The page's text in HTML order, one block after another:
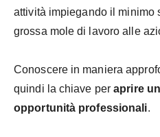
attività impiegando il minimo
grossa mole di lavoro alle
Conoscere in maniera
quindi la chiave peraprire
opportunità professionali.